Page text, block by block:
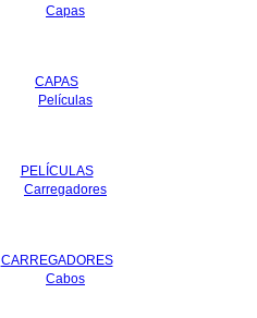
CAPAS
PELÍCULAS
CARREGADORES